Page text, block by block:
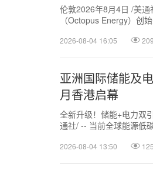
伦敦2026年8月4日 /美
（Octopus Energy）创
2026-08-04 16:05
亚洲国际储能及
月香港启幕
全新升级！储能+电力双
通社/ -- 当前全球能源低
2026-08-04 13:50